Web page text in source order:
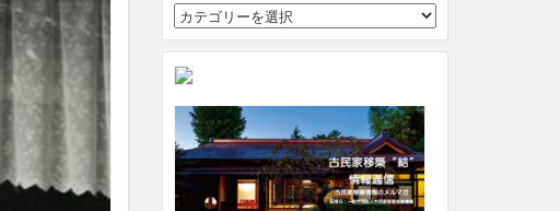
サ
イ
ト
内
カ
テ
ゴ
リ
ー
検